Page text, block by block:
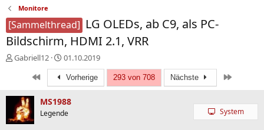
Monitore
[Sammelthread] LG OLEDs, ab C9, als PC-
Bildschirm, HDMI 2.1, VRR
E
e
l
l
Gabriell12
E
r
s
t
e
l
01.10.2019
Erste Vorherige 293 von 708 Nächste
MS1988
Legende System